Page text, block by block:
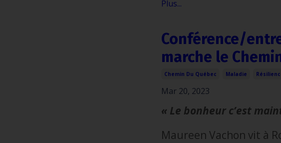
Plus...
Conférence/
marche le
Chemin Du Québec Maladie
Mar 20, 2023
« Le bonheur c’est
Maureen Vachon vit à